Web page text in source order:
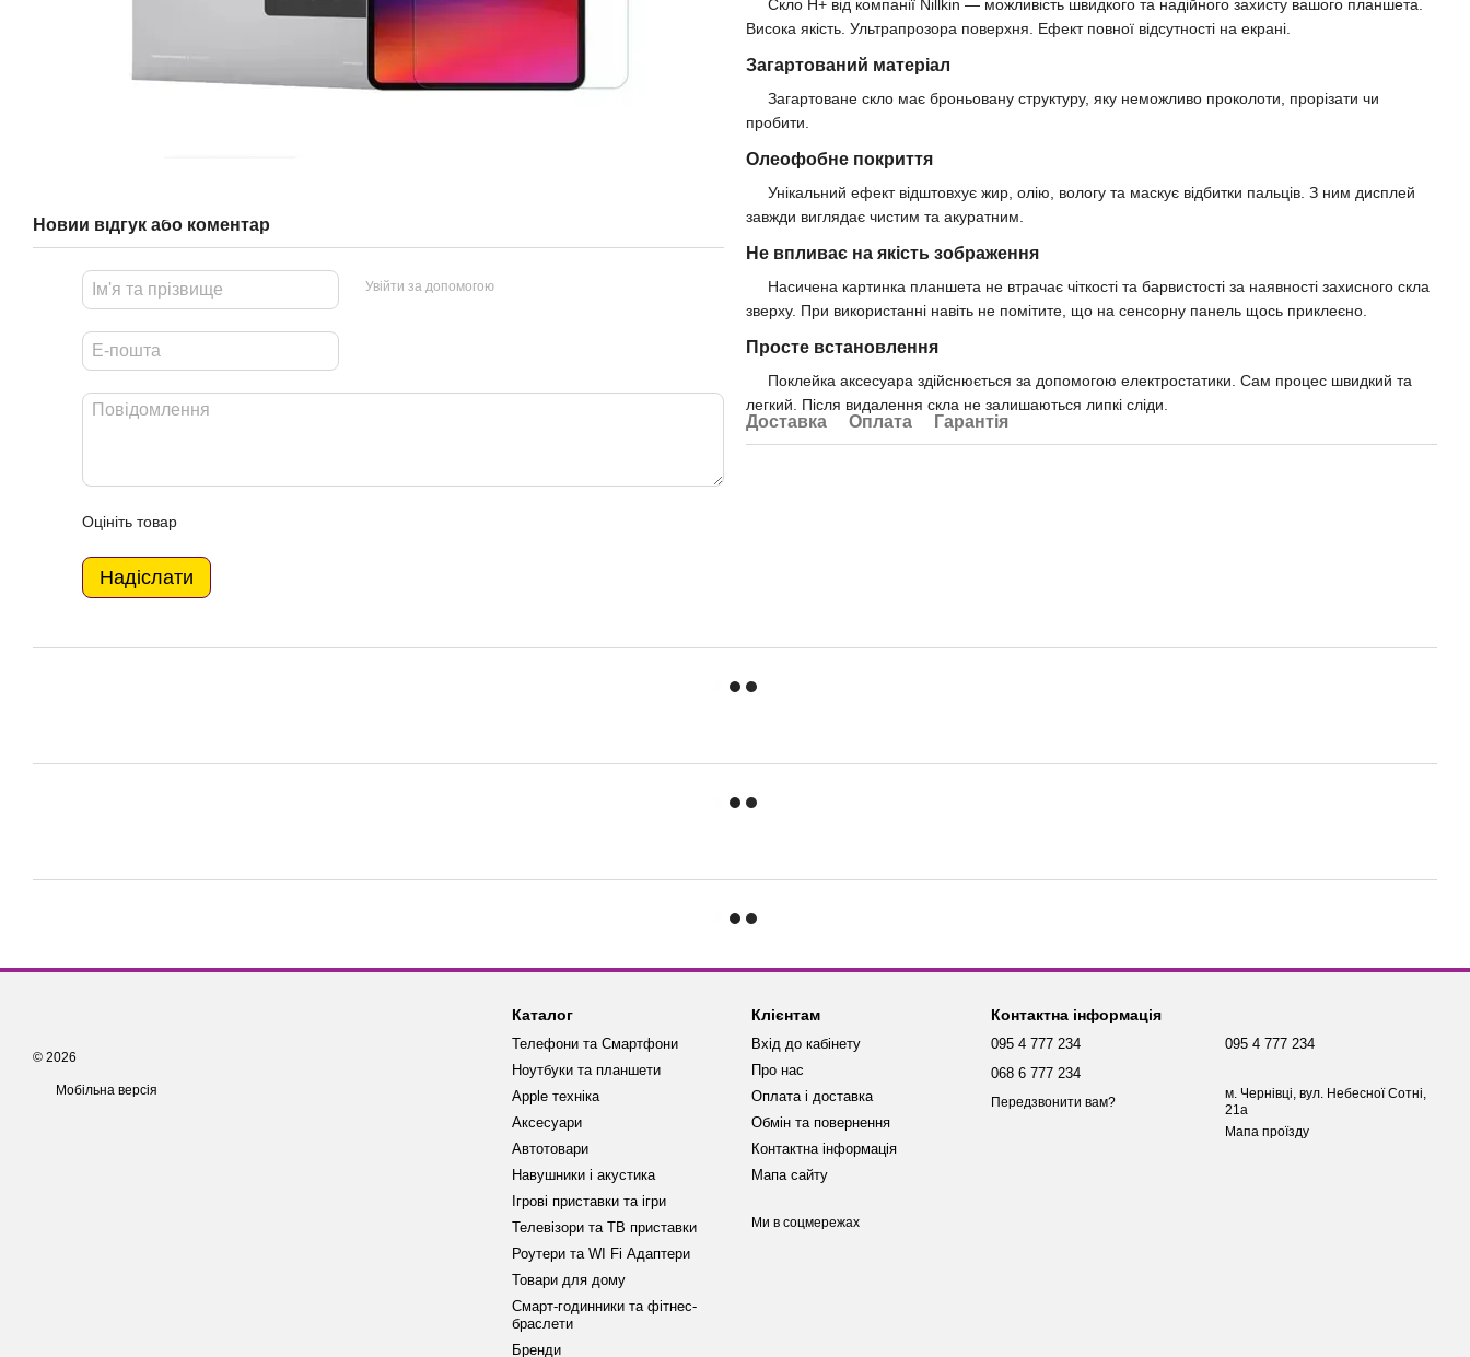
Новий відгук або коментар
Увійти за допомогою
Оцініть товар
Надіслати
Скло H+ від компанії Nillkin — можливість швидкого та надійного захисту вашого планшета.
Висока якість. Ультрапрозора поверхня. Ефект повної відсутності на екрані.
Загартований матеріал
Загартоване скло має броньовану структуру, яку неможливо проколоти, прорізати чи
пробити.
Олеофобне покриття
Унікальний ефект відштовхує жир, олію, вологу та маскує відбитки пальців. З ним дисплей
завжди виглядає чистим та акуратним.
Не впливає на якість зображення
Насичена картинка планшета не втрачає чіткості та барвистості за наявності захисного скла
зверху. При використанні навіть не помітите, що на сенсорну панель щось приклеєно.
Просте встановлення
Поклейка аксесуара здійснюється за допомогою електростатики. Сам процес швидкий та
легкий. Після видалення скла не залишаються липкі сліди.
Доставка Оплата Гарантія
© 2026
Мобільна версія
Каталог
Телефони та Смартфони
Ноутбуки та планшети
Apple техніка
Аксесуари
Автотовари
Навушники і акустика
Ігрові приставки та ігри
Телевізори та ТВ приставки
Роутери та WI Fi Адаптери
Товари для дому
Смарт-годинники та фітнес-
браслети
Бренди
Клієнтам
Вхід до кабінету
Про нас
Оплата і доставка
Обмін та повернення
Контактна інформація
Мапа сайту
Ми в соцмережах
Контактна інформація
095 4 777 234
068 6 777 234
Передзвонити вам?
095 4 777 234
м. Чернівці, вул. Небесної Сотні,
21а
Мапа проїзду